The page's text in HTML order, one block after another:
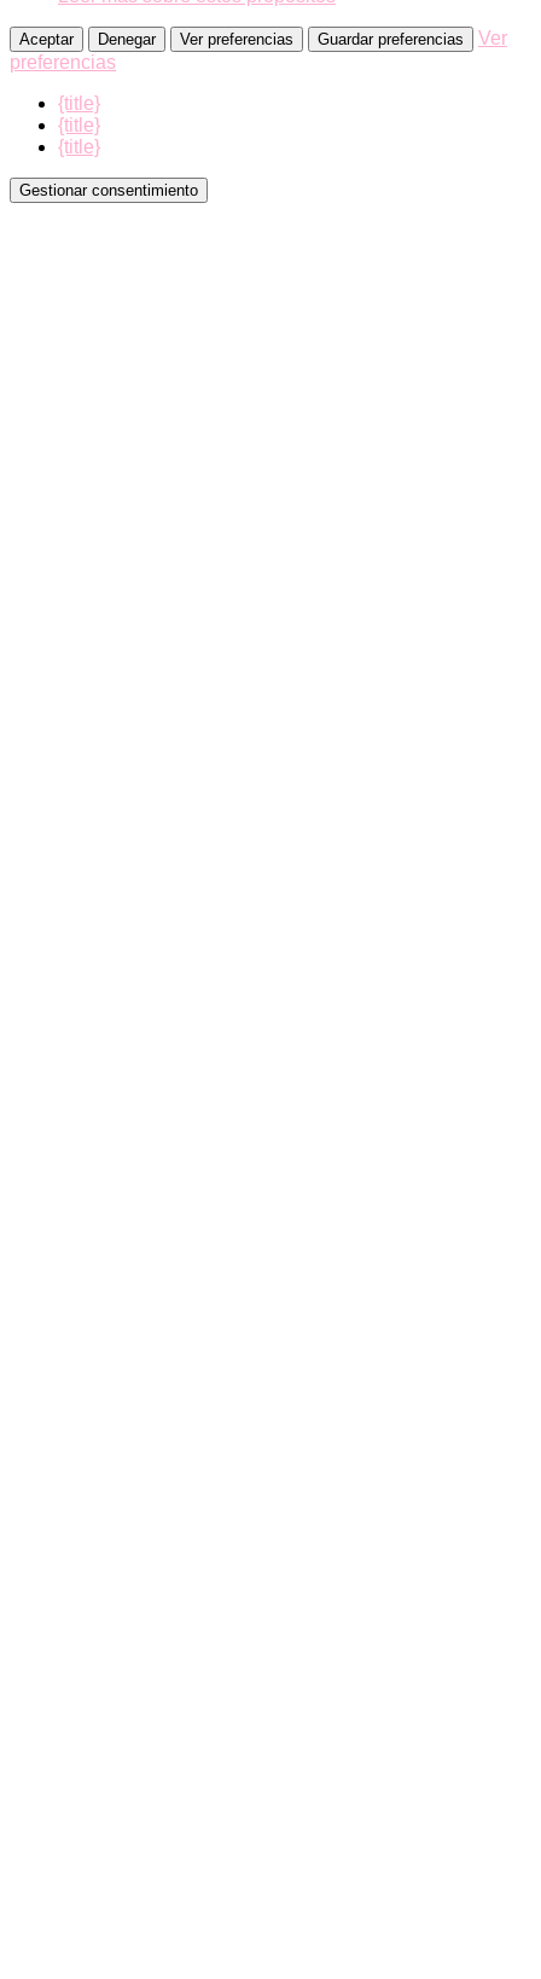
Aceptar Denegar Ver preferencias Guardar preferencias
Ver
preferencias
{title}
{title}
{title}
Gestionar consentimiento